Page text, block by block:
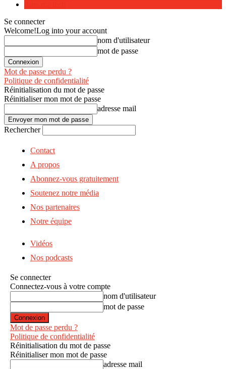
Se connecter
Welcome!Log into your account
nom d'utilisateur
mot de passe
Mot de passe perdu ?
Politique de confidentialité
Réinitialisation du mot de passe
Réinitialiser mon mot de passe
adresse mail
Rechercher
Contact
A propos
Abonnez-vous gratuitement
Soutenez notre média
Nos partenaires
Notre équipe
Vidéos
Nos podcasts
Se connecter
Connectez-vous à votre compte
nom d'utilisateur
mot de passe
Mot de passe perdu ?
Politique de confidentialité
Réinitialisation du mot de passe
Réinitialiser mon mot de passe
adresse mail